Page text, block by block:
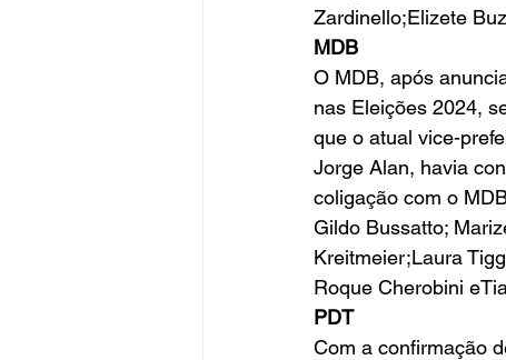
Zardinello;Elizete
MDB
O MDB, após
nas Eleições 2024,
que o atual vice-
Jorge Alan, havia
coligação com o
Gildo Bussatto;
Kreitmeier;Laura
Roque Cherobini
PDT
Com a confirmação